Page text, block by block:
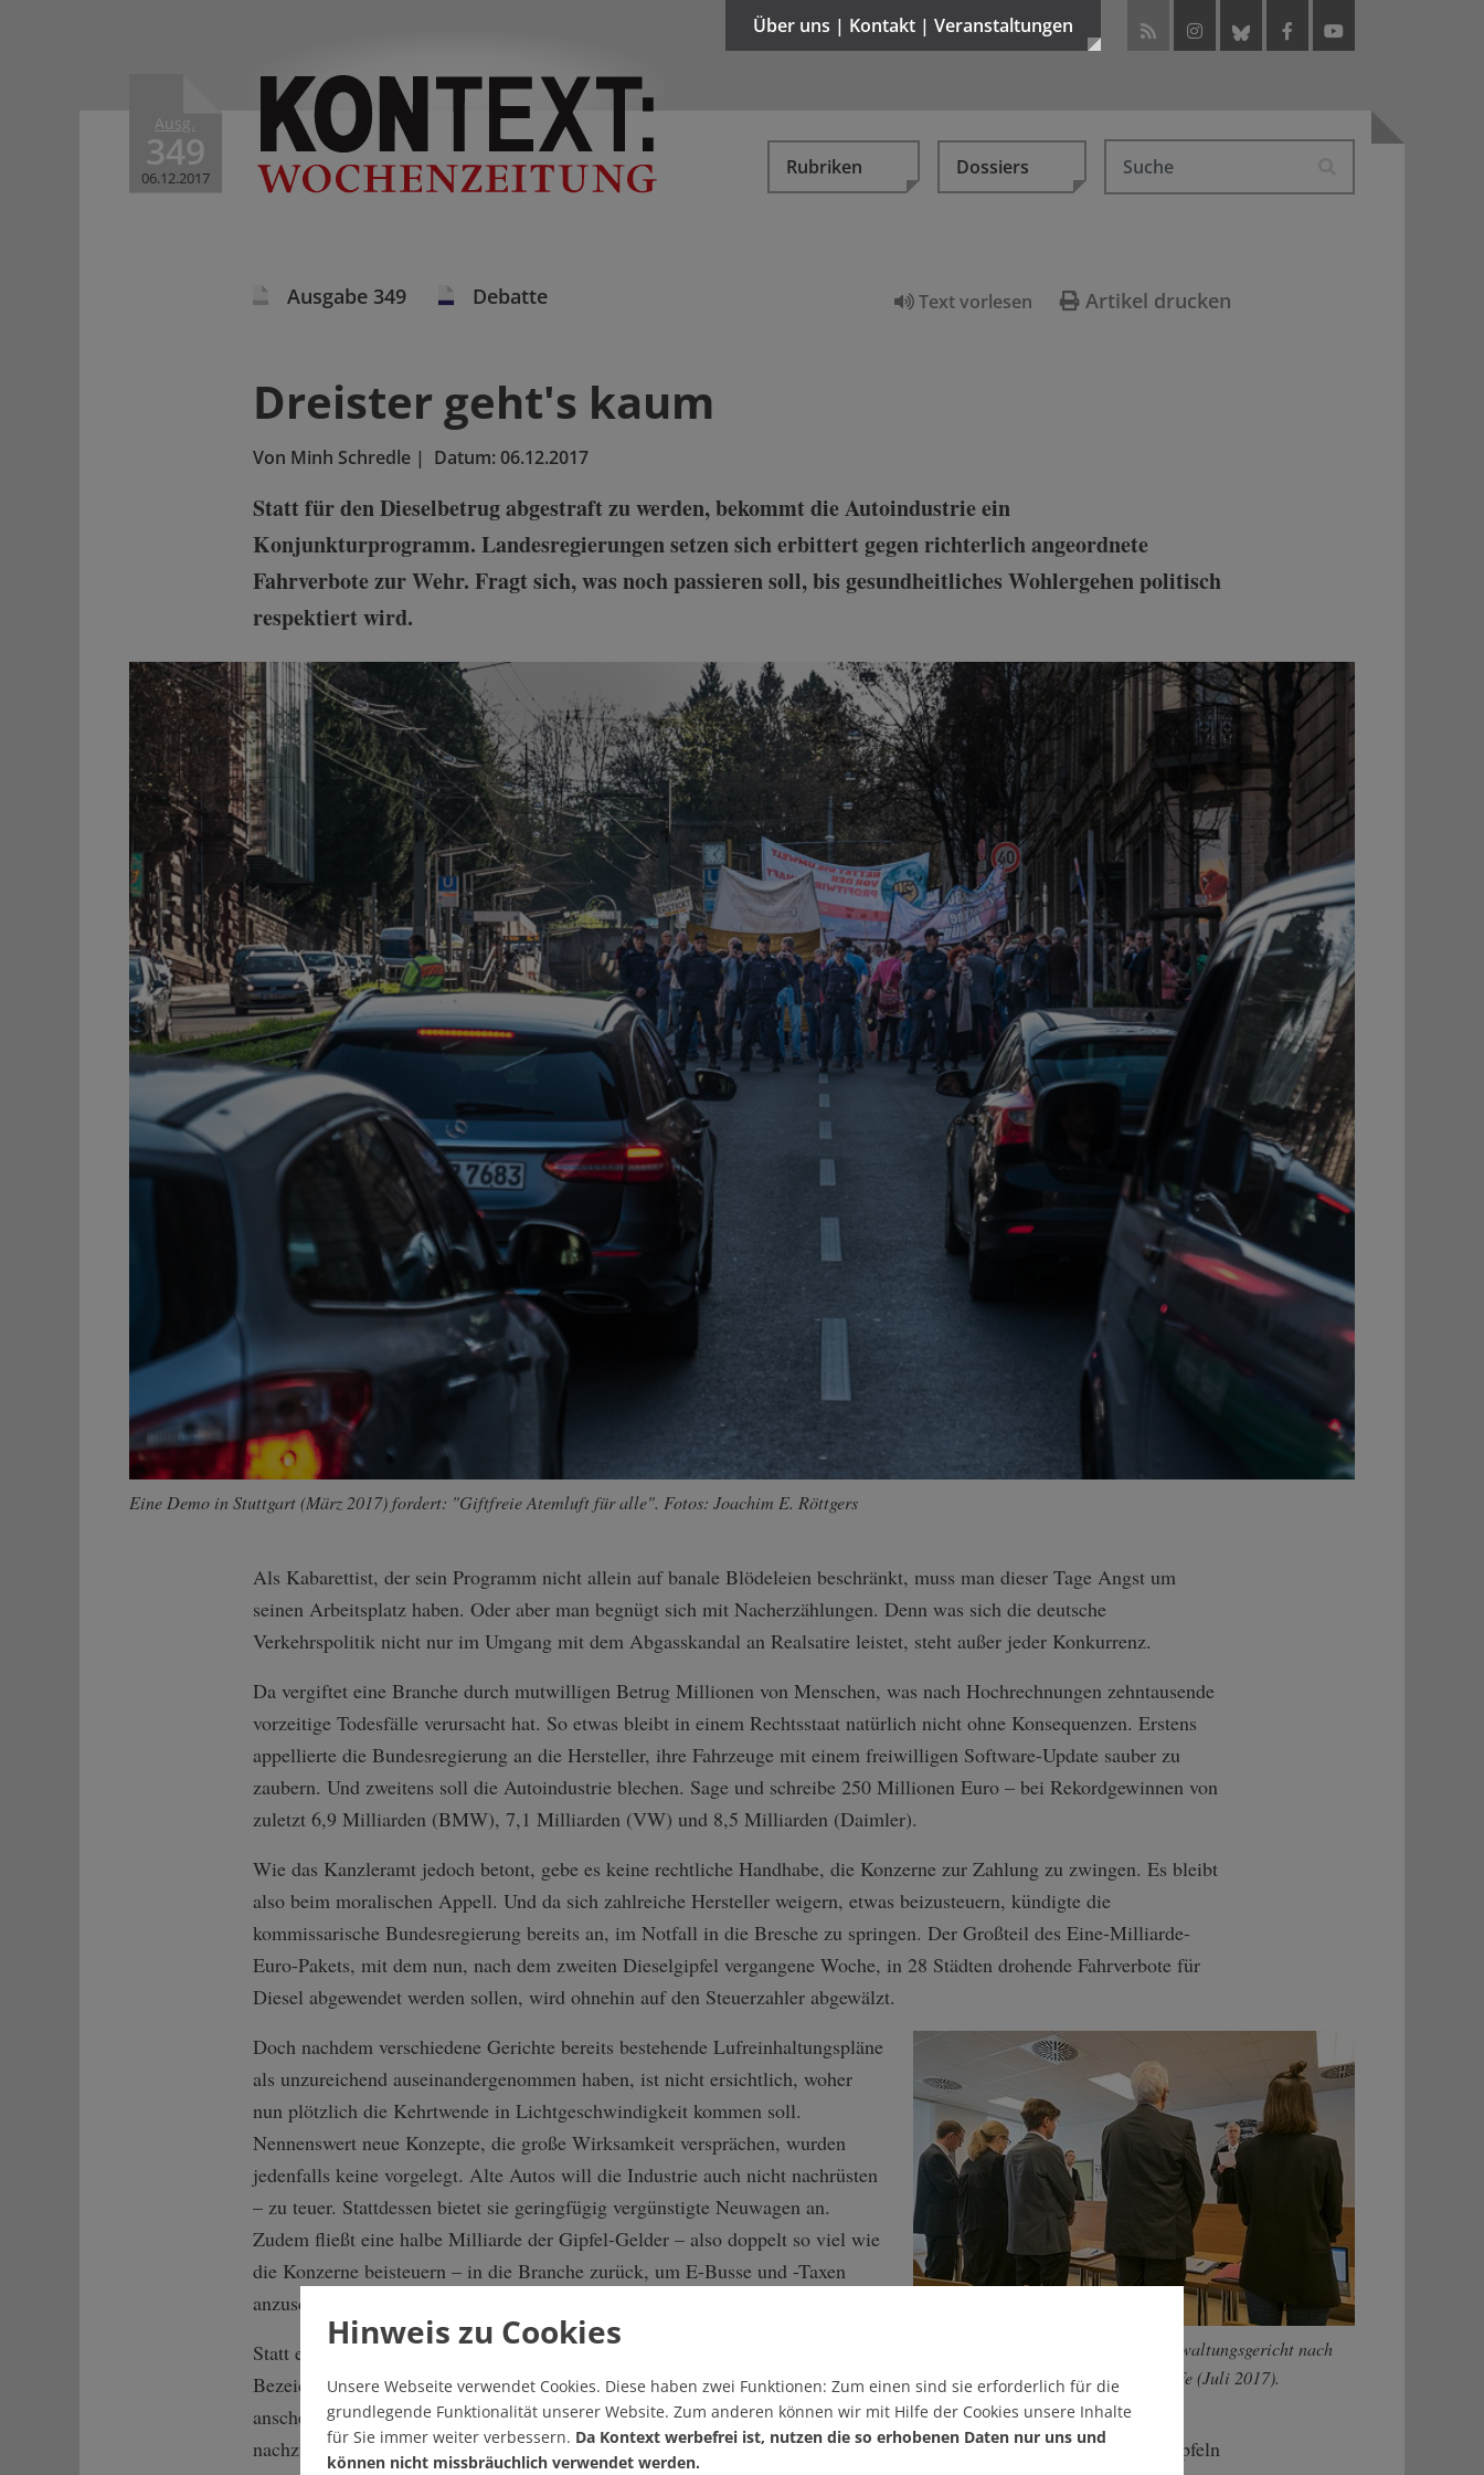
Ausg.
349
06.12.2017
Über uns | Kontakt | Veranstaltungen
Rubriken Dossiers
Text vorlesen Artikel drucken
Ausgabe 349 Debatte
Dreister geht's kaum
Von Minh Schredle | Datum:06.12.2017
Statt für den Dieselbetrug abgestraft zu werden, bekommt die Autoindustrie ein
Konjunkturprogramm. Landesregierungen setzen sich erbittert gegen richterlich angeordnete
Fahrverbote zur Wehr. Fragt sich, was noch passieren soll, bis gesundheitliches Wohlergehen politisch
respektiert wird.
Eine Demo in Stuttgart (März 2017) fordert: "Giftfreie Atemluft für alle". Fotos: Joachim E. Röttgers
Als Kabarettist, der sein Programm nicht allein auf banale Blödeleien beschränkt, muss man dieser Tage Angst um
seinen Arbeitsplatz haben. Oder aber man begnügt sich mit Nacherzählungen. Denn was sich die deutsche
Verkehrspolitik nicht nur im Umgang mit dem Abgasskandal an Realsatire leistet, steht außer jeder Konkurrenz.
Da vergiftet eine Branche durch mutwilligen Betrug Millionen von Menschen, was nach Hochrechnungen zehntausende
vorzeitige Todesfälle verursacht hat. So etwas bleibt in einem Rechtsstaat natürlich nicht ohne Konsequenzen. Erstens
appellierte die Bundesregierung an die Hersteller, ihre Fahrzeuge mit einem freiwilligen Software-Update sauber zu
zaubern. Und zweitens soll die Autoindustrie blechen. Sage und schreibe 250 Millionen Euro – bei Rekordgewinnen von
zuletzt 6,9 Milliarden (BMW), 7,1 Milliarden (VW) und 8,5 Milliarden (Daimler).
Wie das Kanzleramt jedoch betont, gebe es keine rechtliche Handhabe, die Konzerne zur Zahlung zu zwingen. Es bleibt
also beim moralischen Appell. Und da sich zahlreiche Hersteller weigern, etwas beizusteuern, kündigte die
kommissarische Bundesregierung bereits an, im Notfall in die Bresche zu springen. Der Großteil des Eine-Milliarde-
Euro-Pakets, mit dem nun, nach dem zweiten Dieselgipfel vergangene Woche, in 28 Städten drohende Fahrverbote für
Diesel abgewendet werden sollen, wird ohnehin auf den Steuerzahler abgewälzt.
Urteilsverkündung im Stuttgarter Verwaltungsgericht nach
Klage durch die Deutsche Umwelthilfe (Juli 2017).
Doch nachdem verschiedene Gerichte bereits bestehende Lufreinhaltungspläne
als unzureichend auseinandergenommen haben, ist nicht ersichtlich, woher
nun plötzlich die Kehrtwende in Lichtgeschwindigkeit kommen soll.
Nennenswert neue Konzepte, die große Wirksamkeit versprächen, wurden
jedenfalls keine vorgelegt. Alte Autos will die Industrie auch nicht nachrüsten
– zu teuer. Stattdessen bietet sie geringfügig vergünstigte Neuwagen an.
Zudem fließt eine halbe Milliarde der Gipfel-Gelder – also doppelt so viel wie
die Konzerne beisteuern – in die Branche zurück, um E-Busse und -Taxen
anzuschaffen.
Statt einer Strafe bekommt die Branche ein Konjunkturprogramm.
Bezeichnend bleibt, dass trotz des beispiellosen Betrugs nicht einmal der
anscheinend blasphemische Gedanke geäußert wird, bei der Gesetzeslage
nachzubessern, um damit die angeblich nicht vorhandene rechtliche Handhabe zu schaffen. Bei den beiden Dieselgipfeln
Hinweis zu Cookies
Unsere Webseite verwendet Cookies. Diese haben zwei Funktionen: Zum einen sind sie erforderlich für die
grundlegende Funktionalität unserer Website. Zum anderen können wir mit Hilfe der Cookies unsere Inhalte
für Sie immer weiter verbessern. Da Kontext werbefrei ist, nutzen die so erhobenen Daten nur uns und
können nicht missbräuchlich verwendet werden.